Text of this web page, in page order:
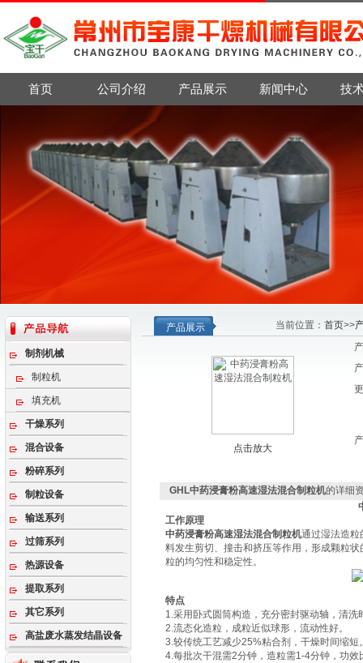
首页 公司介绍 产品展示 新闻中心 技
制剂机械
制粒机
填充机
干燥系列
混合设备
粉碎系列
制粒设备
输送系列
过筛系列
热源设备
提取系列
其它系列
高盐废水蒸发结晶设备
产品展示 当前位置： 首页>>
点击放大
GHL中药浸膏粉高速湿法混合制粒机的详细
工作原理
中药浸膏粉高速湿法混合制粒机通过湿法造粒
料发生剪切、撞击和挤压等作用，形成颗粒
粒的均匀性和稳定性。
特点
1.采用卧式圆筒构造，充分密封驱动轴，清洗
2.流态化造粒，成粒近似球形，流动性好。
3.较传统工艺减少25%粘合剂，干燥时间缩短
4.每批次干混需2分钟，造粒需1-4分钟，功效